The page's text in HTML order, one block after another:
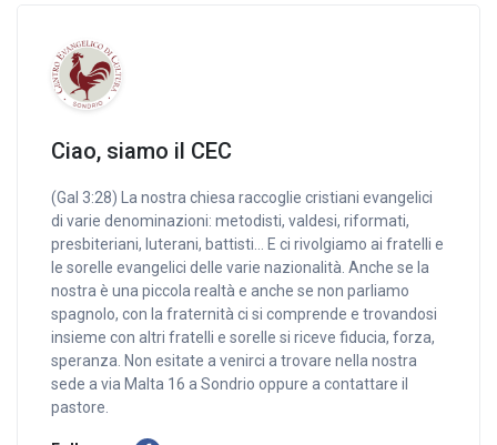
Ciao, siamo il CEC
(Gal 3:28) La nostra chiesa raccoglie cristiani evangelici
di varie denominazioni: metodisti, valdesi, riformati,
presbiteriani, luterani, battisti… E ci rivolgiamo ai fratelli e
le sorelle evangelici delle varie nazionalità. Anche se la
nostra è una piccola realtà e anche se non parliamo
spagnolo, con la fraternità ci si comprende e trovandosi
insieme con altri fratelli e sorelle si riceve fiducia, forza,
speranza. Non esitate a venirci a trovare nella nostra
sede a via Malta 16 a Sondrio oppure a contattare il
pastore.